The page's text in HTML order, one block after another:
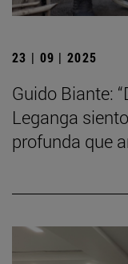
23 | 09 | 2025
Guido Biante:
Leganga
profunda que